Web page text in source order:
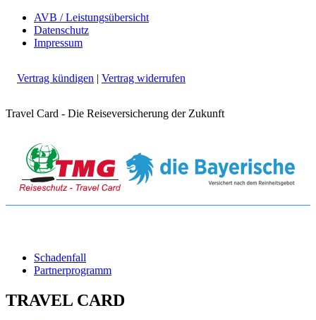
AVB / Leistungsübersicht
Datenschutz
Impressum
Vertrag kündigen | Vertrag widerrufen
Travel Card - Die Reiseversicherung der Zukunft
Schadenfall
Partnerprogramm
TRAVEL CARD